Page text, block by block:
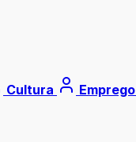
Cultura Emprego